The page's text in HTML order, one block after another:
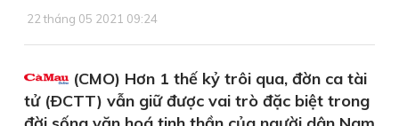
22 tháng 05 2021 09:24
(CMO) Hơn 1 thế kỷ trôi qua, đờn ca tài
tử (ÐCTT) vẫn giữ được vai trò đặc biệt trong